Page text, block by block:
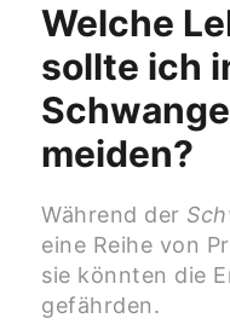
Welche
sollte ich
meiden?
Während der
eine Reihe von
sie könnten die
gefährden.